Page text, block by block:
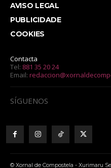
AVISO LEGAL
PUBLICIDADE
COOKIES
Contacta
Tel: 881 35 20 24
Email:
SÍGUENOS
© Xornal de Compostela - Xurimaru